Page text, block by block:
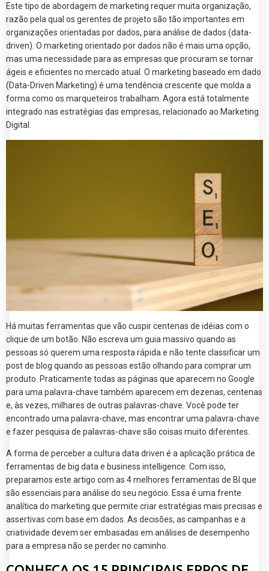
Este tipo de abordagem de marketing requer muita organização,
razão pela qual os gerentes de projeto são tão importantes em
organizações orientadas por dados, para análise de dados (data-
driven). O marketing orientado por dados não é mais uma opção,
mas uma necessidade para as empresas que procuram se tornar
ágeis e eficientes no mercado atual. O marketing baseado em dado
(Data-Driven Marketing) é uma tendência crescente que molda a
forma como os marqueteiros trabalham. Agora está totalmente
integrado nas estratégias das empresas, relacionado ao Marketing
Digital.
Há muitas ferramentas que vão cuspir centenas de idéias com o
clique de um botão. Não escreva um guia massivo quando as
pessoas só querem uma resposta rápida e não tente classificar um
post de blog quando as pessoas estão olhando para comprar um
produto. Praticamente todas as páginas que aparecem no Google
para uma palavra-chave também aparecem em dezenas, centenas
e, às vezes, milhares de outras palavras-chave. Você pode ter
encontrado uma palavra-chave, mas encontrar uma palavra-chave
e fazer pesquisa de palavras-chave são coisas muito diferentes.
A forma de perceber a cultura data driven é a aplicação prática de
ferramentas de big data e business intelligence. Com isso,
preparamos este artigo com as 4 melhores ferramentas de BI que
são essenciais para análise do seu negócio. Essa é uma frente
analítica do marketing que permite criar estratégias mais precisas e
assertivas com base em dados. As decisões, as campanhas e a
criatividade devem ser embasadas em análises de desempenho
para a empresa não se perder no caminho.